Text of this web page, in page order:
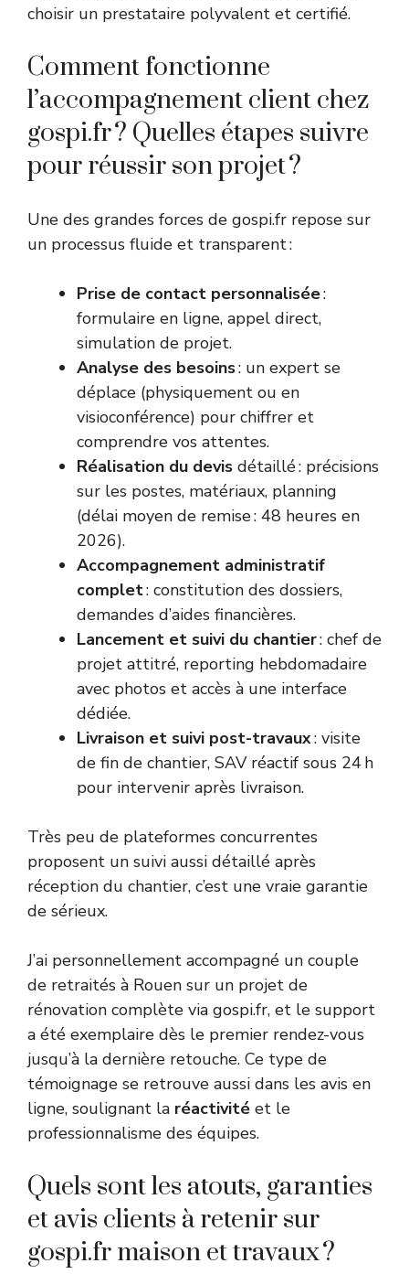
choisir un prestataire polyvalent et certifié.
Comment fonctionne
l’accompagnement client chez
gospi.fr ? Quelles étapes suivre
pour réussir son projet ?
Une des grandes forces de gospi.fr repose sur
un processus fluide et transparent :
Prise de contact personnalisée:
formulaire en ligne, appel direct,
simulation de projet.
Analyse des besoins: un expert se
déplace (physiquement ou en
visioconférence) pour chiffrer et
comprendre vos attentes.
Réalisation du devis détaillé : précisions
sur les postes, matériaux, planning
(délai moyen de remise : 48 heures en
2026).
Accompagnement administratif
complet: constitution des dossiers,
demandes d’aides financières.
Lancement et suivi du chantier: chef de
projet attitré, reporting hebdomadaire
avec photos et accès à une interface
dédiée.
Livraison et suivi post-travaux: visite
de fin de chantier, SAV réactif sous 24 h
pour intervenir après livraison.
Très peu de plateformes concurrentes
proposent un suivi aussi détaillé après
réception du chantier, c’est une vraie garantie
de sérieux.
J’ai personnellement accompagné un couple
de retraités à Rouen sur un projet de
rénovation complète via gospi.fr, et le support
a été exemplaire dès le premier rendez-vous
jusqu’à la dernière retouche. Ce type de
témoignage se retrouve aussi dans les avis en
ligne, soulignant la réactivité et le
professionnalisme des équipes.
Quels sont les atouts, garanties
et avis clients à retenir sur
gospi.fr maison et travaux ?